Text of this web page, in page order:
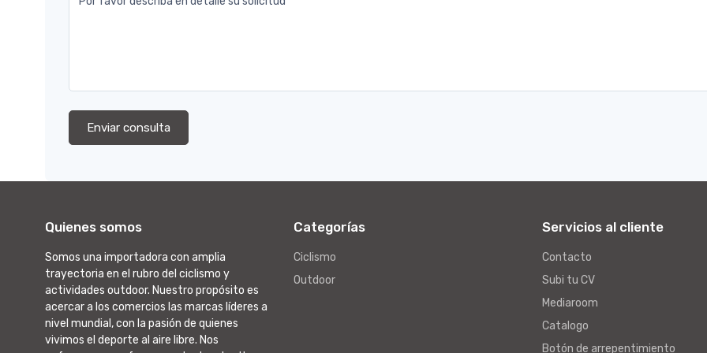
Enviar consulta
Quienes somos
Somos una importadora con amplia
trayectoria en el rubro del ciclismo y
actividades outdoor. Nuestro propósito es
acercar a los comercios las marcas líderes a
nivel mundial, con la pasión de quienes
vivimos el deporte al aire libre. Nos
Categorías
Ciclismo
Outdoor
Servicios al cliente
Contacto
Subi tu CV
Mediaroom
Catalogo
Botón de arrepentimiento